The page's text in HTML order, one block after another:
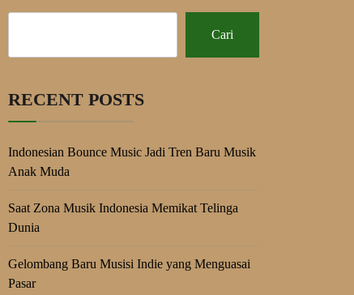
Cari
RECENT POSTS
Indonesian Bounce Music Jadi Tren Baru Musik
Anak Muda
Saat Zona Musik Indonesia Memikat Telinga
Dunia
Gelombang Baru Musisi Indie yang Menguasai
Pasar